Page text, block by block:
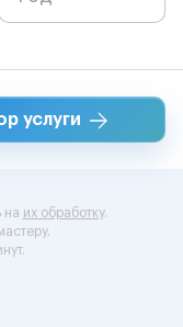
услуги
на их обработку.